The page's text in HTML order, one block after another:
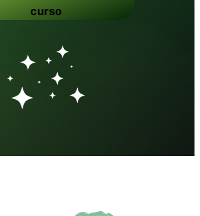
curso